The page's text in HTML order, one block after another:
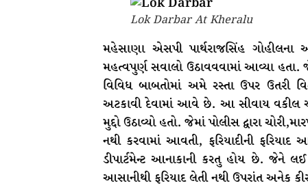
Lok Darbar At Kheralu
મહેસાણા એસપી પાર્થરાજસિંહ ગોહીલના
મહત્વપુર્ણ સવાલો ઉઠાવવવામાં આવ્યા
વિવિધ બાબતોમાં અમે રસ્તા ઉપર ઉતરી
અટકાવી દેવામાં આવે છે. આ સીવાય વકીલ
મુદ્દો ઉઠાવ્યો હતો. જેમાં પોલીસ દ્વારા
નથી કરવામાં આવતી, ફરિયાદીની
ડીપાર્ટમેન્ટ આનાકાની કરતુ હોય છે. જેને
આસાનીથી ફરિયાદ લેતી નથી ઉપરાંત અનેક